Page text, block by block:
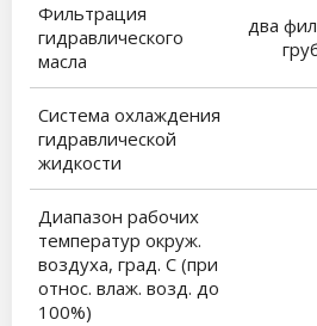
Фильтрация
гидравлического
масла
два
Система охлаждения
гидравлической
жидкости
Диапазон рабочих
температур окруж.
воздуха, град. С (при
относ. влаж. возд. до
100%)